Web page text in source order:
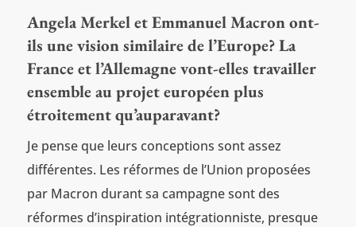
Angela Merkel et Emmanuel Macron ont-
ils une vision similaire de l’Europe? La
France et l’Allemagne vont-elles travailler
ensemble au projet européen plus
étroitement qu’auparavant?
Je pense que leurs conceptions sont assez
différentes. Les réformes de l’Union proposées
par Macron durant sa campagne sont des
réformes d’inspiration intégrationniste, presque